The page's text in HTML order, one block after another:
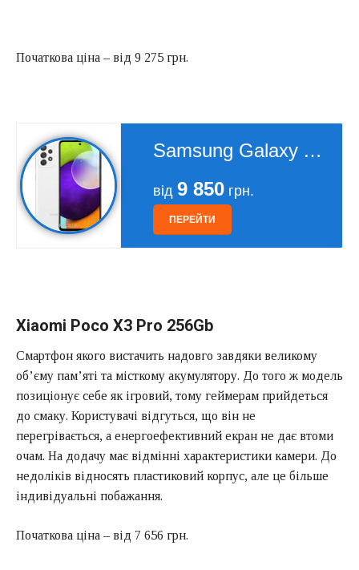
Початкова ціна – від 9 275 грн.
Samsung Galaxy A52 SM-A525F 128Gb
від 9 850 грн.
ПЕРЕЙТИ
Xiaomi Poco X3 Pro 256Gb
Смартфон якого вистачить надовго завдяки великому
об’єму пам’яті та місткому акумулятору. До того ж модель
позиціонує себе як ігровий, тому геймерам прийдеться
до смаку. Користувачі відгуться, що він не
перегрівається, а енергоефективний екран не дає втоми
очам. На додачу має відмінні характеристики камери. До
недоліків відносять пластиковий корпус, але це більше
індивідуальні побажання.
Початкова ціна – від 7 656 грн.